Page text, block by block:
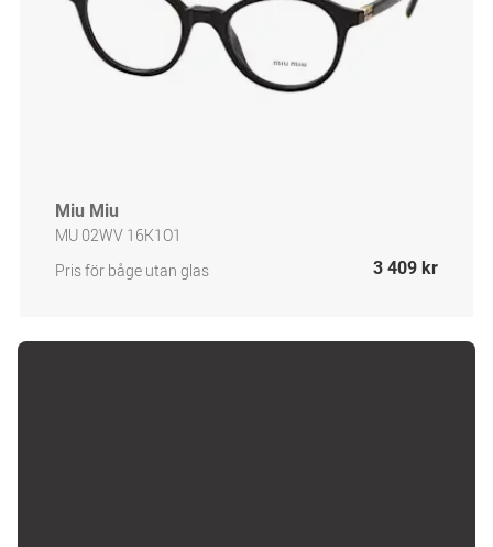
Miu Miu
MU 02WV 16K1O1
Pris för båge utan glas
3 409 kr